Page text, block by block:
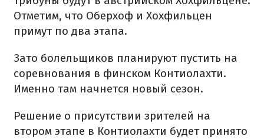
Отметим, что Оберхоф и Хохфильцен
примут по два этапа.
Зато болельщиков планируют пустить на
соревнования в финском Контиолахти.
Именно там начнется новый сезон.
Решение о присутствии зрителей на
втором этапе в Контиолахти будет принято